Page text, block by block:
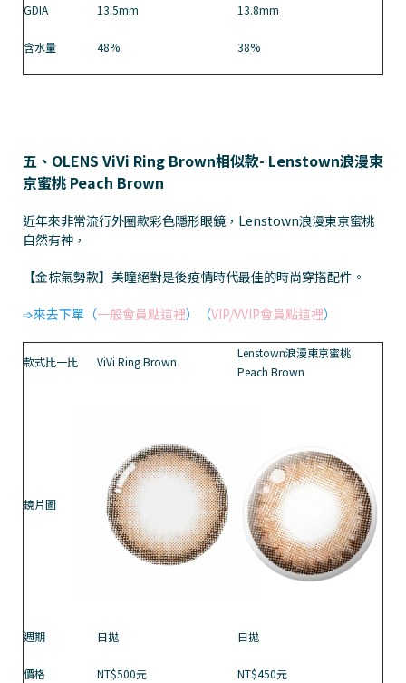
GDIA 13.5mm 13.8mm
含水量 48% 38%
五、OLENS ViVi Ring Brown相似款- Lenstown浪漫東
京蜜桃 Peach Brown
近年來非常流行外圈款彩色隱形眼鏡，Lenstown浪漫東京蜜桃
自然有神，
【金棕氣勢款】美瞳絕對是後疫情時代最佳的時尚穿搭配件。
➩來去下單（一般會員點這裡）（VIP/VVIP會員點這裡）
款式比一比 ViVi Ring Brown
Lenstown浪漫東京蜜桃
Peach Brown
鏡片圖
週期 日拋 日拋
價格 NT$500元 NT$450元